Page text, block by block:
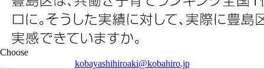
kobayashihiroaki@kobahiro.jp